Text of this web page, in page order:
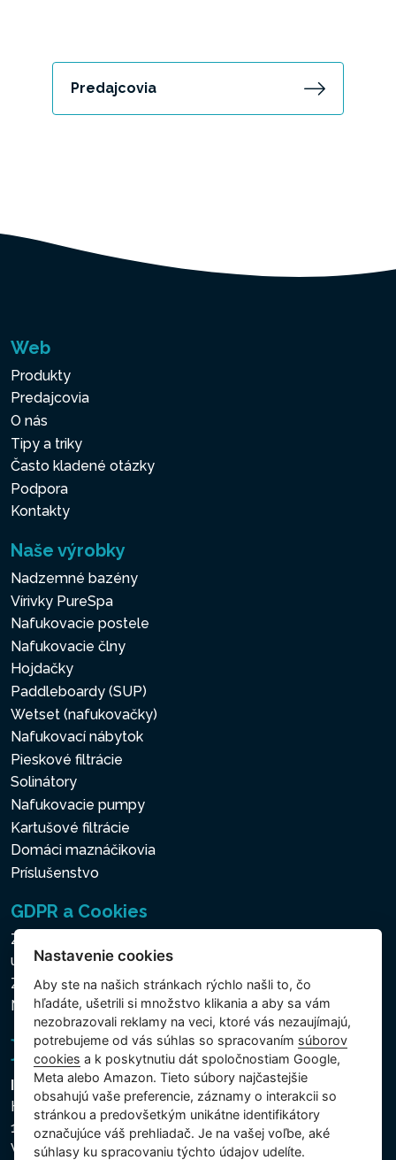
Predajcovia
Web
Produkty
Predajcovia
O nás
Tipy a triky
Často kladené otázky
Podpora
Kontakty
Naše výrobky
Nadzemné bazény
Vírivky PureSpa
Nafukovacie postele
Nafukovacie člny
Hojdačky
Paddleboardy (SUP)
Wetset (nafukovačky)
Nafukovací nábytok
Pieskové filtrácie
Solinátory
Nafukovacie pumpy
Kartušové filtrácie
Domáci maznáčikovia
Príslušenstvo
GDPR a Cookies
Zásady ochrany osobných a ďalších spracovávaných
údajov
Zásady používania súborov cookies
Nastavenie cookies
Intex Trading, s.r.o.
Hradecká 2526/3
130 00 Praha 3
Vinohrady - Česká republika
Nastavenie cookies
Aby ste na našich stránkach rýchlo našli to, čo
hľadáte, ušetrili si množstvo klikania a aby sa vám
nezobrazovali reklamy na veci, ktoré vás nezaujímajú,
potrebujeme od vás súhlas so spracovaním súborov
cookies a k poskytnutiu dát spoločnostiam Google,
Meta alebo Amazon. Tieto súbory najčastejšie
obsahujú vaše preferencie, záznamy o interakcii so
stránkou a predovšetkým unikátne identifikátory
označujúce váš prehliadač. Je na vašej voľbe, aké
súhlasy ku spracovaniu týchto údajov udelíte.